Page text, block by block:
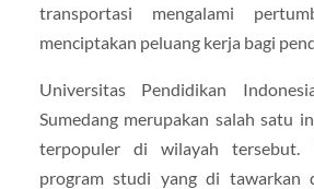
transportasi mengalami
menciptakan peluang kerja bagi
Universitas Pendidikan
Sumedang merupakan salah satu
terpopuler di wilayah tersebut.
program studi yang di tawarkan